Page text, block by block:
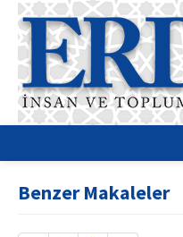
Benzer Makaleler